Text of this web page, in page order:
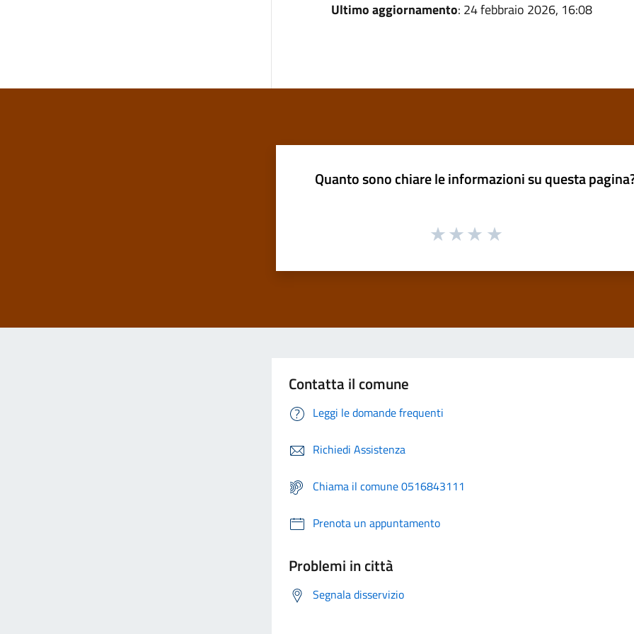
Ultimo aggiornamento: 24 febbraio 2026, 16:08
Quanto sono chiare le informazioni su questa
Contatta il comune
Leggi le domande frequenti
Richiedi Assistenza
Chiama il comune 0516843111
Prenota un appuntamento
Problemi in città
Segnala disservizio